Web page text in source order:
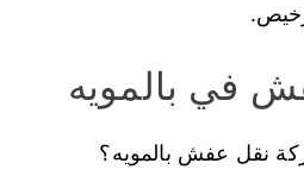
في بالمويه
نقل عفش بالمويه؟